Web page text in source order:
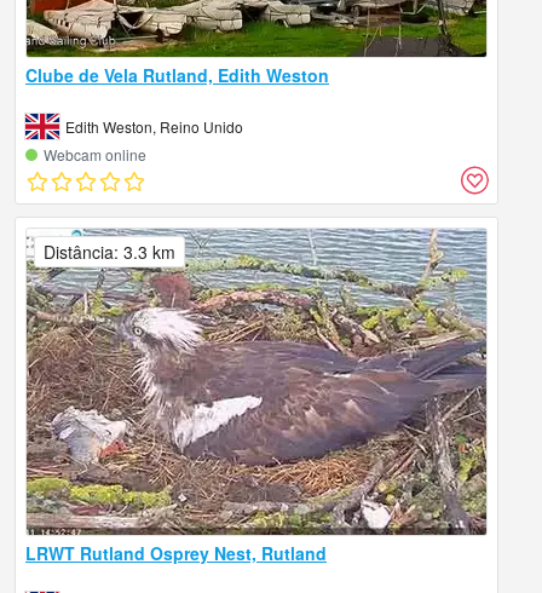
Clube de Vela Rutland, Edith Weston
Edith Weston, Reino Unido
Webcam online
LRWT Rutland Osprey Nest, Rutland
Distância: 3.3 km